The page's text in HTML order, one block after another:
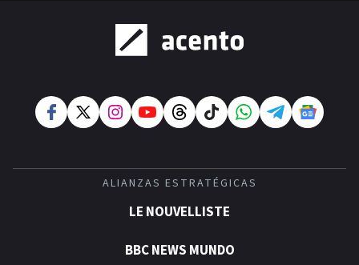
ALIANZAS ESTRATÉGICAS
LE NOUVELLISTE
BBC NEWS MUNDO